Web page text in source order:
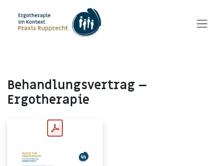
Behandlungsvertrag –
Ergotherapie